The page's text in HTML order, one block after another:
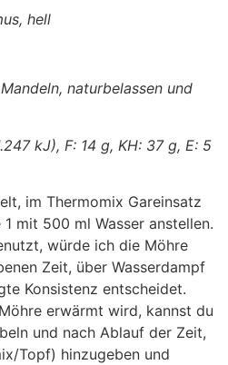
hell
naturbelassen und
kJ), F: 14 g, KH: 37 g, E: 5
im Thermomix Gareinsatz
mit 500 ml Wasser anstellen.
würde ich die Möhre
Zeit, über Wasserdampf
Konsistenz entscheidet.
erwärmt wird, kannst du
und nach Ablauf der Zeit,
Topf) hinzugeben und